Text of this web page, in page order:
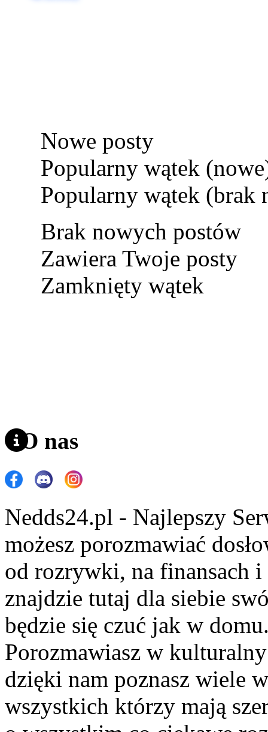
Nowe posty
Popularny wątek
Popularny wątek (brak
Brak nowych postów
Zawiera Twoje posty
Zamknięty wątek
O nas
Nedds24.pl - Najlepszy
możesz porozmawiać
od rozrywki, na finansach
znajdzie tutaj dla siebie
będzie się czuć jak w
Porozmawiasz w
dzięki nam poznasz wiele
wszystkich którzy mają